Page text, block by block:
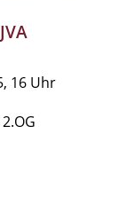
16 Uhr